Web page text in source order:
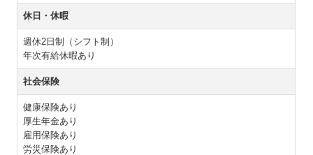
休日・休暇
週休2日制（シフト制）
年次有給休暇あり
社会保険
健康保険あり
厚生年金あり
雇用保険あり
労災保険あり